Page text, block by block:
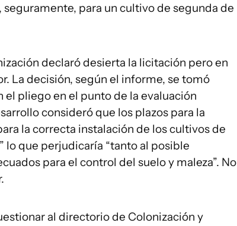
para un cultivo de segunda de
declaró desierta la licitación pero en
La decisión, según el informe, se tomó
pliego en el punto de la evaluación
consideró que los plazos para la
la correcta instalación de los cultivos de
lo que perjudicaría “tanto al posible
para el control del suelo y maleza”. No
al directorio de Colonización y